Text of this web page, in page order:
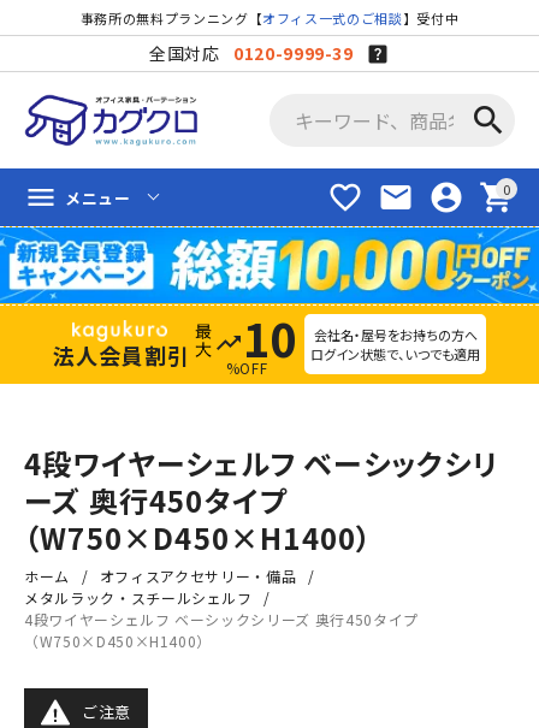
事務所の無料プランニング【オフィス一式のご相談】受付中
全国対応 0120-9999-39
search
favorite_border mail account_circle shopping_cart
menu メニュー
法人会員割引 trending_up 10
%OFF
会社名・屋号をお持ちの方へ
ログイン状態で、いつでも適用
4段ワイヤーシェルフ ベーシックシリ
ーズ 奥行450タイプ
（W750×D450×H1400）
ホーム
オフィスアクセサリー・備品
メタルラック・スチールシェルフ
4段ワイヤーシェルフ ベーシックシリーズ 奥行450タイプ
（W750×D450×H1400）
ご注意